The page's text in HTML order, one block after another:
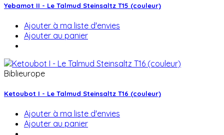
Yebamot II - Le Talmud Steinsaltz T15 (couleur)
Ajouter à ma liste d'envies
Ajouter au panier
Biblieurope
Ketoubot I - Le Talmud Steinsaltz T16 (couleur)
Ajouter à ma liste d'envies
Ajouter au panier